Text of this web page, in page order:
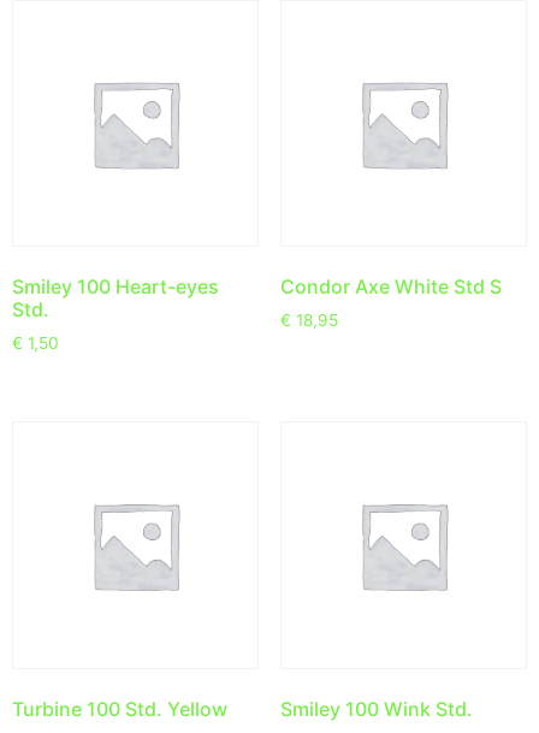
Smiley 100 Heart-eyes
Std.
€ 1,50
Condor Axe White Std S
€ 18,95
Turbine 100 Std. Yellow Smiley 100 Wink Std.